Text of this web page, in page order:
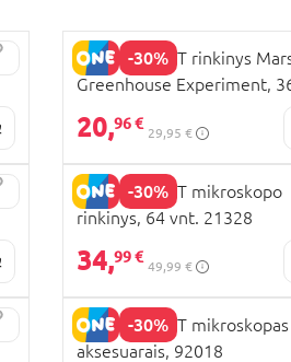
-30%
EASTCOLIGHT rinkinys
Greenhouse Experiment,
20,96 €
29,95 €
-30%
EASTCOLIGHT mikroskopo
rinkinys, 64 vnt. 21328
34,99 €
49,99 €
-30%
EASTCOLIGHT
aksesuarais, 92018